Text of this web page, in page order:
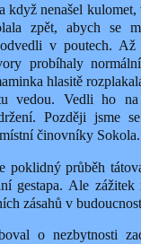
když nenašel
zpět, abych se
v poutech.
probíhaly
hlasitě
vedou. Vedli ho
Později jsme
činovníky Sokola.
poklidný průběh
gestapa. Ale
zásahů v
o nezbytnosti